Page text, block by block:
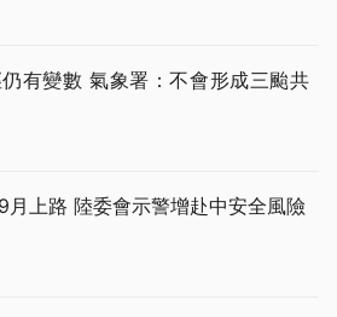
有變數 氣象署：不會形成三颱共
月上路 陸委會示警增赴中安全風險